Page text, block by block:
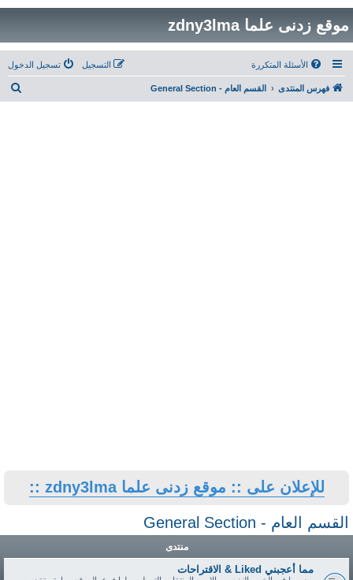
موقع زدنى علما zdny3lma
الأسئلة المتكررة تسجيل الدخول التسجيل
فهرس المنتدى القسم العام - General Section
للإعلان على :: موقع زدنى علما zdny3lma ::
القسم العام - General Section
منتدى
مما أعجبني Liked & الاقتراحات